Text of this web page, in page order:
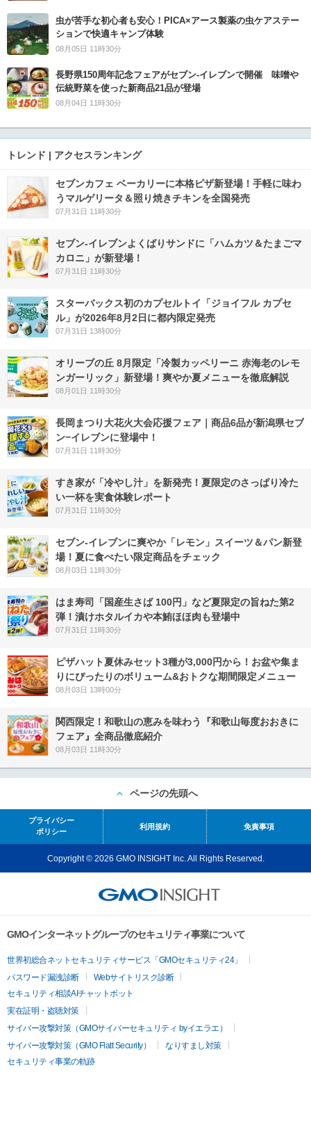
虫が苦手な初心者も安心！PICA×アース製薬の虫ケアステー
ションで快適キャンプ体験
08月05日 11時30分
長野県150周年記念フェアがセブン-イレブンで開催 味噌や
伝統野菜を使った新商品21品が登場
08月04日 11時30分
トレンド | アクセスランキング
セブンカフェ ベーカリーに本格ピザ新登場！手軽に味わ
うマルゲリータ＆照り焼きチキンを全国発売
07月31日 11時30分
セブン‐イレブンよくばりサンドに「ハムカツ＆たまごマ
カロニ」が新登場！
07月31日 11時30分
スターバックス初のカプセルトイ「ジョイフル カプセ
ル」が2026年8月2日に都内限定発売
07月31日 13時00分
オリーブの丘 8月限定「冷製カッペリーニ 赤海老のレモ
ンガーリック」新登場！爽やか夏メニューを徹底解説
08月01日 11時30分
長岡まつり大花火大会応援フェア｜商品6品が新潟県セブ
ン−イレブンに登場中！
07月31日 11時30分
すき家が「冷やし汁」を新発売！夏限定のさっぱり冷た
い一杯を実食体験レポート
07月31日 11時30分
セブン‐イレブンに爽やか「レモン」スイーツ＆パン新登
場！夏に食べたい限定商品をチェック
08月03日 11時30分
はま寿司「国産生さば 100円」など夏限定の旨ねた第2
弾！漬けホタルイカや本鮪ほほ肉も登場中
07月31日 11時30分
ピザハット夏休みセット3種が3,000円から！お盆や集ま
りにぴったりのボリューム&おトクな期間限定メニュー
08月03日 13時00分
関西限定！和歌山の恵みを味わう『和歌山毎度おおきに
フェア』全商品徹底紹介
08月03日 11時30分
ページの先頭へ
プライバシー
ポリシー
利用規約 免責事項
Copyright © 2026 GMO INSIGHT Inc. All Rights Reserved.
GMOインターネットグループのセキュリティ事業について
世界初総合ネットセキュリティサービス「GMOセキュリティ24」
パスワード漏洩診断
Webサイトリスク診断
セキュリティ相談AIチャットボット
実在証明・盗聴対策
サイバー攻撃対策（GMOサイバーセキュリティ byイエラエ）
サイバー攻撃対策（GMO Flatt Security）
なりすまし対策
セキュリティ事業の軌跡